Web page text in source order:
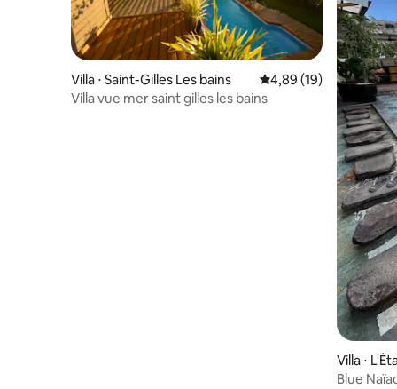
Villa ⋅ Saint-Gilles Les bains Évaluation moyenne
4,89 (19)
Villa vue mer saint gilles les bains
Villa ⋅
Blue